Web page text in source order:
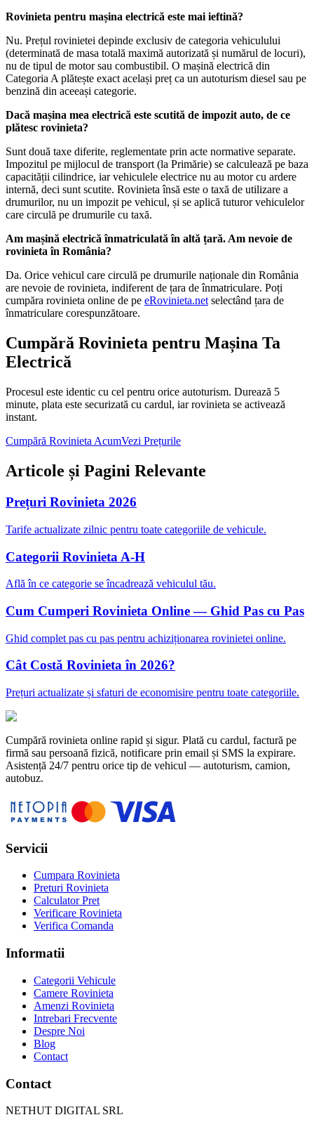
Rovinieta pentru mașina electrică este mai ieftină?
Nu. Prețul rovinietei depinde exclusiv de categoria vehiculului
(determinată de masa totală maximă autorizată și numărul de locuri),
nu de tipul de motor sau combustibil. O mașină electrică din
Categoria A plătește exact același preț ca un autoturism diesel sau pe
benzină din aceeași categorie.
Dacă mașina mea electrică este scutită de impozit auto, de ce
plătesc rovinieta?
Sunt două taxe diferite, reglementate prin acte normative separate.
Impozitul pe mijlocul de transport (la Primărie) se calculează pe baza
capacității cilindrice, iar vehiculele electrice nu au motor cu ardere
internă, deci sunt scutite. Rovinieta însă este o taxă de utilizare a
drumurilor, nu un impozit pe vehicul, și se aplică tuturor vehiculelor
care circulă pe drumurile cu taxă.
Am mașină electrică înmatriculată în altă țară. Am nevoie de
rovinieta în România?
Da. Orice vehicul care circulă pe drumurile naționale din România
are nevoie de rovinieta, indiferent de țara de înmatriculare. Poți
cumpăra rovinieta online de pe eRovinieta.net selectând țara de
înmatriculare corespunzătoare.
Cumpără Rovinieta pentru Mașina Ta
Electrică
Procesul este identic cu cel pentru orice autoturism. Durează 5
minute, plata este securizată cu cardul, iar rovinieta se activează
instant.
Cumpără Rovinieta AcumVezi Prețurile
Articole și Pagini Relevante
Prețuri Rovinieta 2026
Tarife actualizate zilnic pentru toate categoriile de vehicule.
Categorii Rovinieta A-H
Află în ce categorie se încadrează vehiculul tău.
Cum Cumperi Rovinieta Online — Ghid Pas cu Pas
Ghid complet pas cu pas pentru achiziționarea rovinietei online.
Cât Costă Rovinieta în 2026?
Prețuri actualizate și sfaturi de economisire pentru toate categoriile.
Cumpără rovinieta online rapid și sigur. Plată cu cardul, factură pe
firmă sau persoană fizică, notificare prin email și SMS la expirare.
Asistență 24/7 pentru orice tip de vehicul — autoturism, camion,
autobuz.
Servicii
Cumpara Rovinieta
Preturi Rovinieta
Calculator Pret
Verificare Rovinieta
Verifica Comanda
Informatii
Categorii Vehicule
Camere Rovinieta
Amenzi Rovinieta
Intrebari Frecvente
Despre Noi
Blog
Contact
Contact
NETHUT DIGITAL SRL